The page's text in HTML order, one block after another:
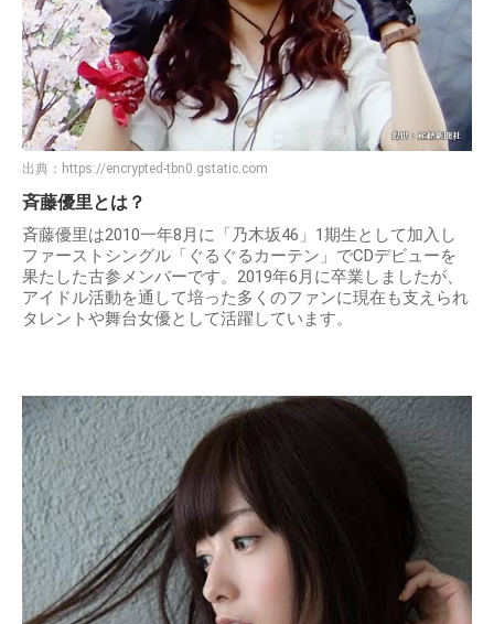
出典： https://encrypted-tbn0.gstatic.com
斉藤優里とは？
斉藤優里は2010一年8月に「乃木坂46」1期生として加入し
ファーストシングル「ぐるぐるカーテン」でCDデビューを
果たした古参メンバーです。2019年6月に卒業しましたが、
アイドル活動を通して培った多くのファンに現在も支えられ
タレントや舞台女優として活躍しています。